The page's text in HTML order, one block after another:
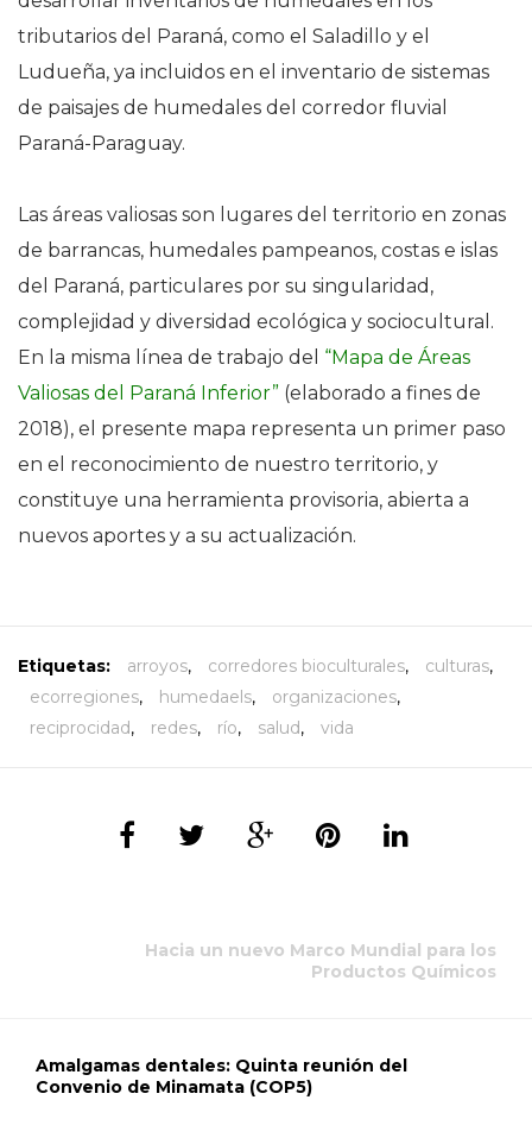
tributarios del Paraná, como el Saladillo y el
Ludueña, ya incluidos en el inventario de sistemas
de paisajes de humedales del corredor fluvial
Paraná-Paraguay.
Las áreas valiosas son lugares del territorio en zonas
de barrancas, humedales pampeanos, costas e islas
del Paraná, particulares por su singularidad,
complejidad y diversidad ecológica y sociocultural.
En la misma línea de trabajo del “Mapa de Áreas
Valiosas del Paraná Inferior” (elaborado a fines de
2018), el presente mapa representa un primer paso
en el reconocimiento de nuestro territorio, y
constituye una herramienta provisoria, abierta a
nuevos aportes y a su actualización.
Etiquetas: arroyos, corredores bioculturales, culturas,
ecorregiones, humedaels, organizaciones,
reciprocidad, redes, río, salud, vida
Hacia un nuevo Marco Mundial para los
Productos Químicos
Amalgamas dentales: Quinta reunión del
Convenio de Minamata (COP5)